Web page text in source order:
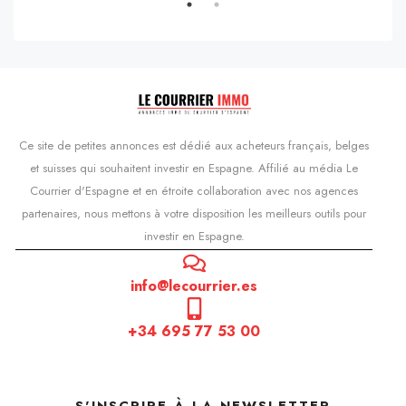
Ce site de petites annonces est dédié aux acheteurs français, belges
et suisses qui souhaitent investir en Espagne. Affilié au média Le
Courrier d'Espagne et en étroite collaboration avec nos agences
partenaires, nous mettons à votre disposition les meilleurs outils pour
investir en Espagne.
info@lecourrier.es
+34 695 77 53 00